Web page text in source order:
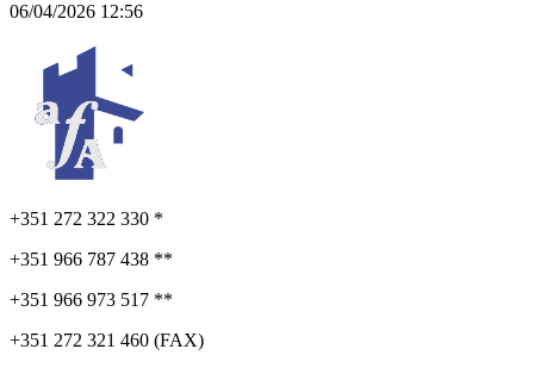
06/04/2026 12:56
+351 272 322 330 *
+351 966 787 438 **
+351 966 973 517 **
+351 272 321 460 (FAX)